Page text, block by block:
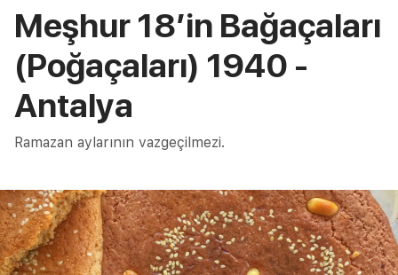
Meşhur 18’in Bağaçaları
(Poğaçaları) 1940 -
Antalya
Ramazan aylarının vazgeçilmezi.